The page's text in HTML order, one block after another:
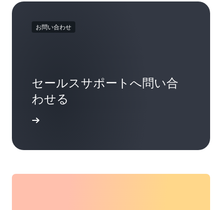
お問い合わせ
セールスサポートへ問い合
わせる